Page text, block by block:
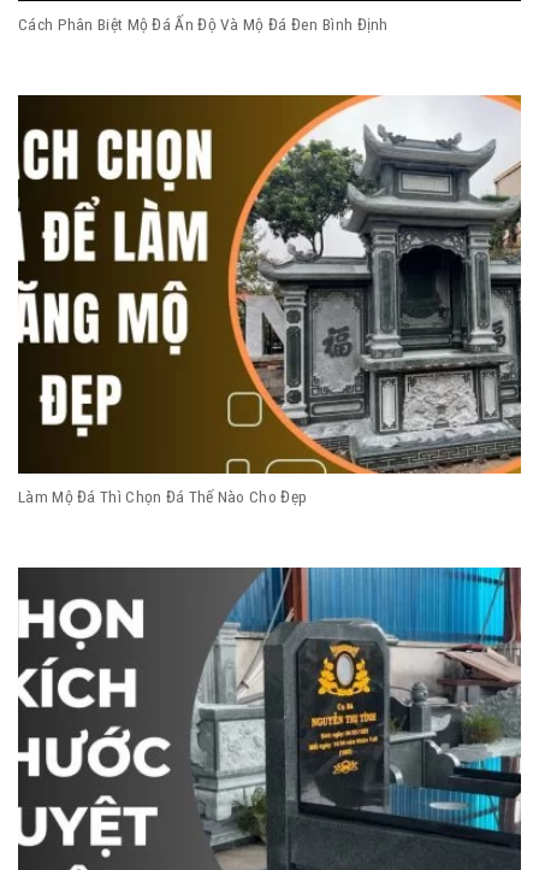
Cách Phân Biệt Mộ Đá Ấn Độ Và Mộ Đá Đen Bình Định
Làm Mộ Đá Thì Chọn Đá Thế Nào Cho Đẹp